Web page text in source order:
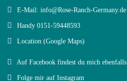
E-Mail: info@Rose-Ranch-Germany.de
Handy 0151-59448593
Location (Google Maps)
Auf Facebook findest du mich ebenfalls
Folge mir auf Instagram